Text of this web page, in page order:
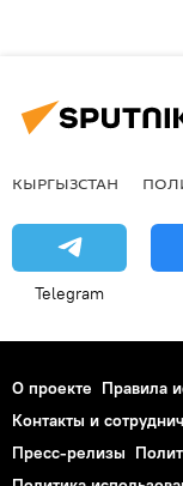
КЫРГЫЗСТАН
Telegram
О проекте Правила
Контакты и
Пресс-релизы